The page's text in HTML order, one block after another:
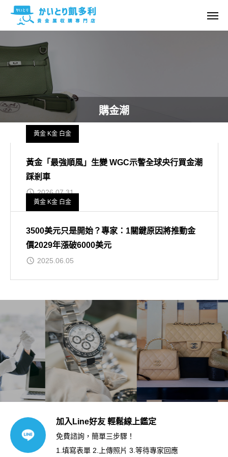
購金潮
黃金 K金 白金
黃金「最強順風」生變 WGC示警全球央行買金潮
踩剎車
2026.07.31
黃金 K金 白金
3500美元只是開始？專家：1關鍵原因將推動金
價2029年漲破6000美元
2025.06.05
加入Line好友 輕鬆線上鑑定
免費諮詢，簡單三步驟！
1.填寫表單 2.上傳照片 3.等待專家回應